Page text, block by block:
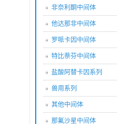
非奈利酮中间体
他达那非中间体
罗哌卡因中间体
特比萘芬中间体
盐酸阿替卡因系列
兽用系列
其他中间体
那氟沙星中间体